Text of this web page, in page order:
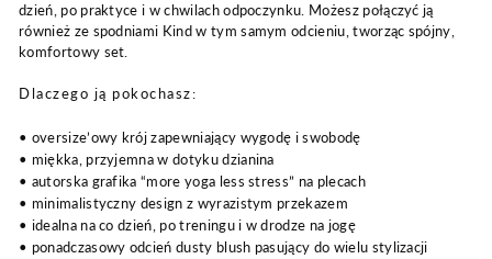
dzień, po praktyce i w chwilach odpoczynku. Możesz połączyć ją
również ze spodniami Kind w tym samym odcieniu, tworząc spójny,
komfortowy set.
Dlaczego ją pokochasz:
• oversize’owy krój zapewniający wygodę i swobodę
• miękka, przyjemna w dotyku dzianina
• autorska grafika “more yoga less stress” na plecach
• minimalistyczny design z wyrazistym przekazem
• idealna na co dzień, po treningu i w drodze na jogę
• ponadczasowy odcień dusty blush pasujący do wielu stylizacji